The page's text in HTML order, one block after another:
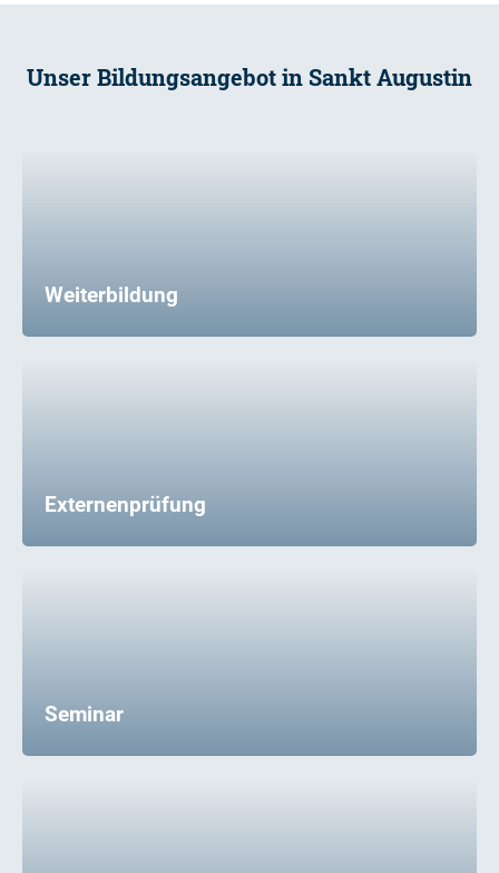
Unser Bildungsangebot in Sankt Augustin
Weiterbildung
Externenprüfung
Seminar